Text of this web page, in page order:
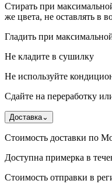
Стирать при
же цвета, не оставлять в
Гладить при
Не кладите в сушилку
Не используйте
Сдайте на переработку
Доставка⌄
Стоимость доставки по
Доступна примерка в
Стоимость отправки в